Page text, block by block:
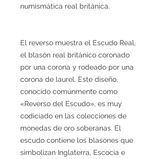
numismática real británica.
El reverso muestra el Escudo Real,
el blasón real británico coronado
por una corona y rodeado por una
corona de laurel. Este diseño,
conocido comúnmente como
«Reverso del Escudo», es muy
codiciado en las colecciones de
monedas de oro soberanas. El
escudo contiene los blasones que
simbolizan Inglaterra, Escocia e